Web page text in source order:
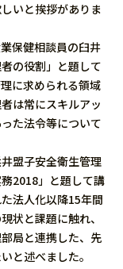
いと挨拶がありま
保健相談員の臼井
の役割」と題して
に求められる領域
は常にスキルアッ
た法令等について
盟子安全衛生管理
2018」と題して講
法人化以降15年間
状と課題に触れ、
局と連携した、先
と述べました。